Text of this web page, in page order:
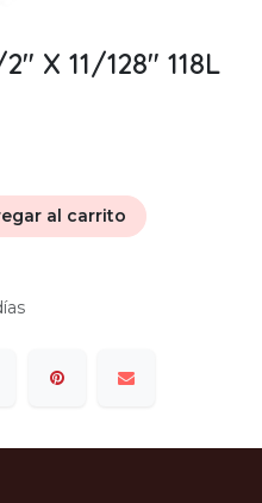
X 11/128" 118L
al carrito